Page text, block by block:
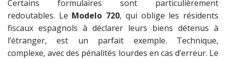
Certains formulaires sont particulièrement
redoutables. Le Modelo 720, qui oblige les résidents
fiscaux espagnols à déclarer leurs biens détenus à
l’étranger, est un parfait exemple. Technique,
complexe, avec des pénalités lourdes en cas d’erreur. Le